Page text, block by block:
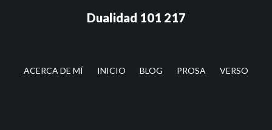
lateral
Dualidad 101 217
ACERCA DE MÍ INICIO BLOG PROSA VERSO